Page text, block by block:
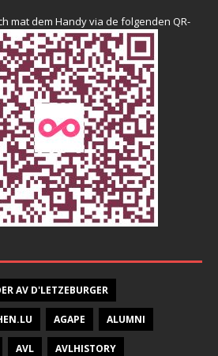
mat dem Handy via de folgenden QR-
AV D'LETZEBURGER
AGAPE ALUMNI
AVL AVLHISTORY